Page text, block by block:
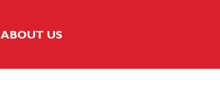
ABOUT US